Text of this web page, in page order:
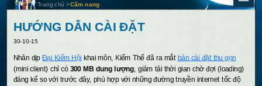
Trang chủ>Cẩm nang
HƯỚNG DẪN CÀI ĐẶT
30-10-15
N hân dịpĐại Kiếm Hội khai môn, Kiếm Thế đã ra mắt bản cài đặt thu gọn
(mini client) chỉ có 300 MB dung lượng , giảm tải thời gian chờ đợi (loading)
đáng kể so với trước đây, phù hợp với những đường truyền internet tốc độ